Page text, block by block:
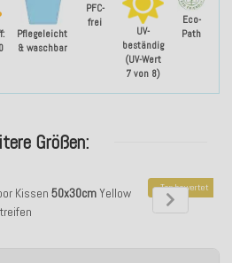
Pflegeleicht
& waschbar
PFC-
frei
UV-
beständig
(UV-Wert
7 von 8)
Eco-
Path
Größen:
Kissen 50x30cmYellow
Top bewertet
H.O.C.K.